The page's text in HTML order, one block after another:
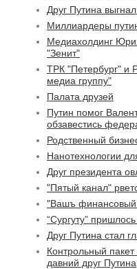
Друг Путина
Миллиардеры
Медиахолдинг
"Зенит"
ТРК "Петербург" и
медиа группу"
Палата друзей
Путин помог
обзавестись
Родственный
Нанотехнологии
Друг президента
"Пятый канал"
"Вашъ финансовый
“Сургуту”
Друг Путина стал
Контрольный пакет
давний друг Путина